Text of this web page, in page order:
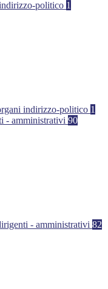
politico 1
indirizzo-politico 1
- amministrativi 90
- amministrativi 82